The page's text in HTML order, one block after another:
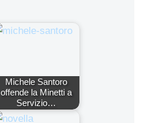
Michele Santoro
offende la Minetti a
Servizio…